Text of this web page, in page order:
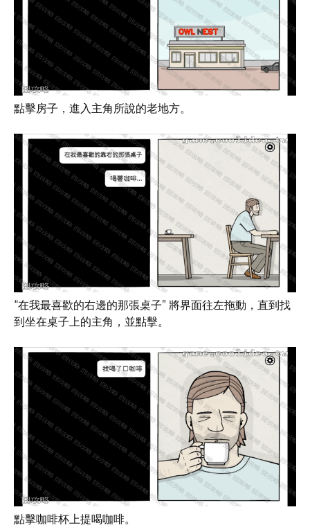
點擊房子，進入主角所說的老地方。
“在我最喜歡的右邊的那張桌子” 將界面往左拖動，直到找
到坐在桌子上的主角，並點擊。
點擊咖啡杯上提喝咖啡。